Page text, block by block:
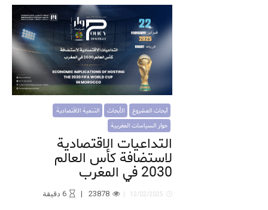
أبحاث المشروع الأبحاث
التنمية الاقتصادية
حوار السياسات المغربية
التداعيات الاقتصادية
لاستضافة كأس العالم
2030 في المغرب
12/02/2025
23878
6دقيقة